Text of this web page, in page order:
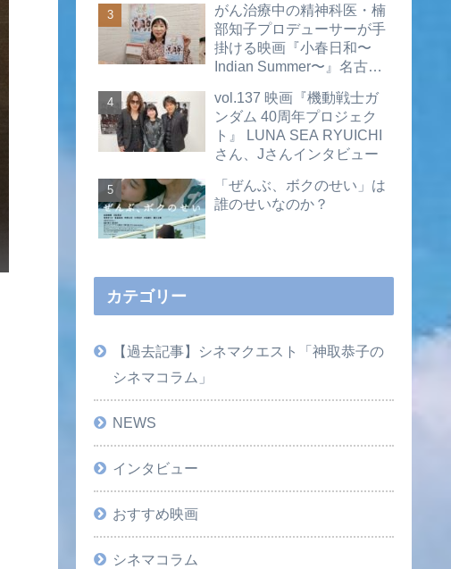
がん治療中の精神科医・楠
部知子プロデューサーが手
掛ける映画『小春日和〜
Indian Summer〜』名古屋
画あり）
vol.137 映画『機動戦士ガ
ンダム 40周年プロジェク
ト』 LUNA SEA RYUICHI
さん、Jさんインタビュー
「ぜんぶ、ボクのせい」は
誰のせいなのか？
カテゴリー
【過去記事】シネマクエスト「神取恭子の
シネマコラム」
NEWS
インタビュー
おすすめ映画
シネマコラム